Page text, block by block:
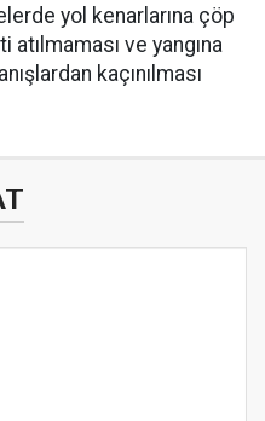
yol kenarlarına çöp
atılmaması ve yangına
kaçınılması